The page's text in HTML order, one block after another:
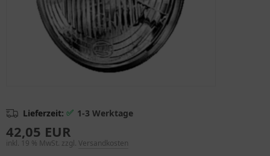
Lieferzeit: ✅ 1-3 Werktage
42,05 EUR
inkl. 19 % MwSt. zzgl. Versandkosten